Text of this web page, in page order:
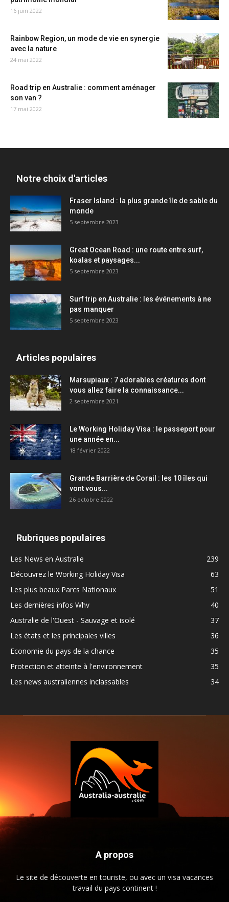
16 juin 2022
Rainbow Region, un mode de vie en synergie
avec la nature
24 mai 2022
Road trip en Australie : comment aménager
son van ?
17 mai 2022
Notre choix d'articles
Fraser Island : la plus grande île de sable du
monde
5 septembre 2023
Great Ocean Road : une route entre surf,
koalas et paysages...
5 septembre 2023
Surf trip en Australie : les événements à ne
pas manquer
5 septembre 2023
Articles populaires
Marsupiaux : 7 adorables créatures dont
vous allez faire la connaissance...
2 septembre 2021
Le Working Holiday Visa : le passeport pour
une année en...
18 février 2022
Grande Barrière de Corail : les 10 îles qui
vont vous...
26 octobre 2022
Rubriques populaires
Les News en Australie
239
Découvrez le Working Holiday Visa
63
Les plus beaux Parcs Nationaux
51
Les dernières infos Whv
40
Australie de l'Ouest - Sauvage et isolé
37
Les états et les principales villes
36
Economie du pays de la chance
35
Protection et atteinte à l'environnement
35
Les news australiennes inclassables
34
A propos
Le site de découverte en touriste, ou avec un visa vacances
travail du pays continent !